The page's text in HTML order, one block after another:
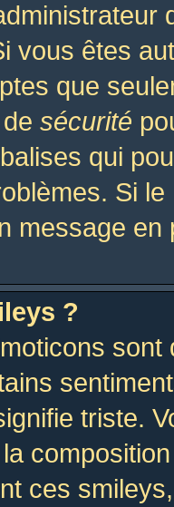
vous êtes
que
sécurité
qui
Si
message
?
triste.
ces